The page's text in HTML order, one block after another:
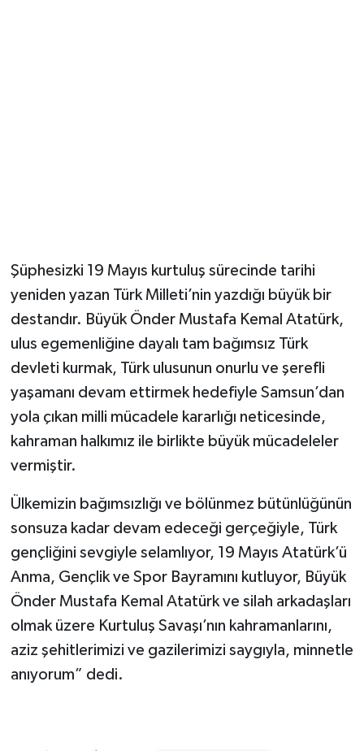
Şüphesizki 19 Mayıs kurtuluş sürecinde tarihi
yeniden yazan Türk Milleti’nin yazdığı büyük bir
destandır. Büyük Önder Mustafa Kemal Atatürk,
ulus egemenliğine dayalı tam bağımsız Türk
devleti kurmak, Türk ulusunun onurlu ve şerefli
yaşamanı devam ettirmek hedefiyle Samsun’dan
yola çıkan milli mücadele kararlığı neticesinde,
kahraman halkımız ile birlikte büyük mücadeleler
vermiştir.
Ülkemizin bağımsızlığı ve bölünmez bütünlüğünün
sonsuza kadar devam edeceği gerçeğiyle, Türk
gençliğini sevgiyle selamlıyor, 19 Mayıs Atatürk’ü
Anma, Gençlik ve Spor Bayramını kutluyor, Büyük
Önder Mustafa Kemal Atatürk ve silah arkadaşları
olmak üzere Kurtuluş Savaşı’nın kahramanlarını,
aziz şehitlerimizi ve gazilerimizi saygıyla, minnetle
anıyorum” dedi.